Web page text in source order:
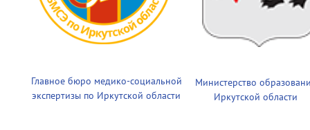
Главное бюро медико-социальной
экспертизы по Иркутской области
Министерство
Иркутской области